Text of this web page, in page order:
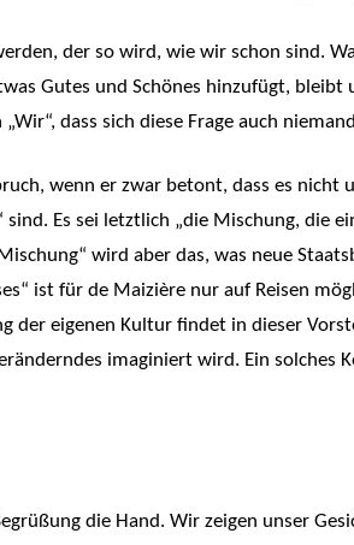
der so wird, wie wir schon sind.
Gutes und Schönes hinzufügt,
dass sich diese Frage auch
wenn er zwar betont, dass es nicht
Es sei letztlich „die Mischung, die
wird aber das, was neue
ist für de Maizière nur auf Reisen
der eigenen Kultur findet in dieser
imaginiert wird. Ein solches
die Hand. Wir zeigen unser